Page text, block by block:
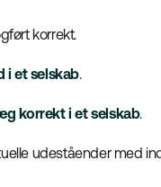
korrekt.
i et selskab.
korrekt i et selskab.
udeståender med